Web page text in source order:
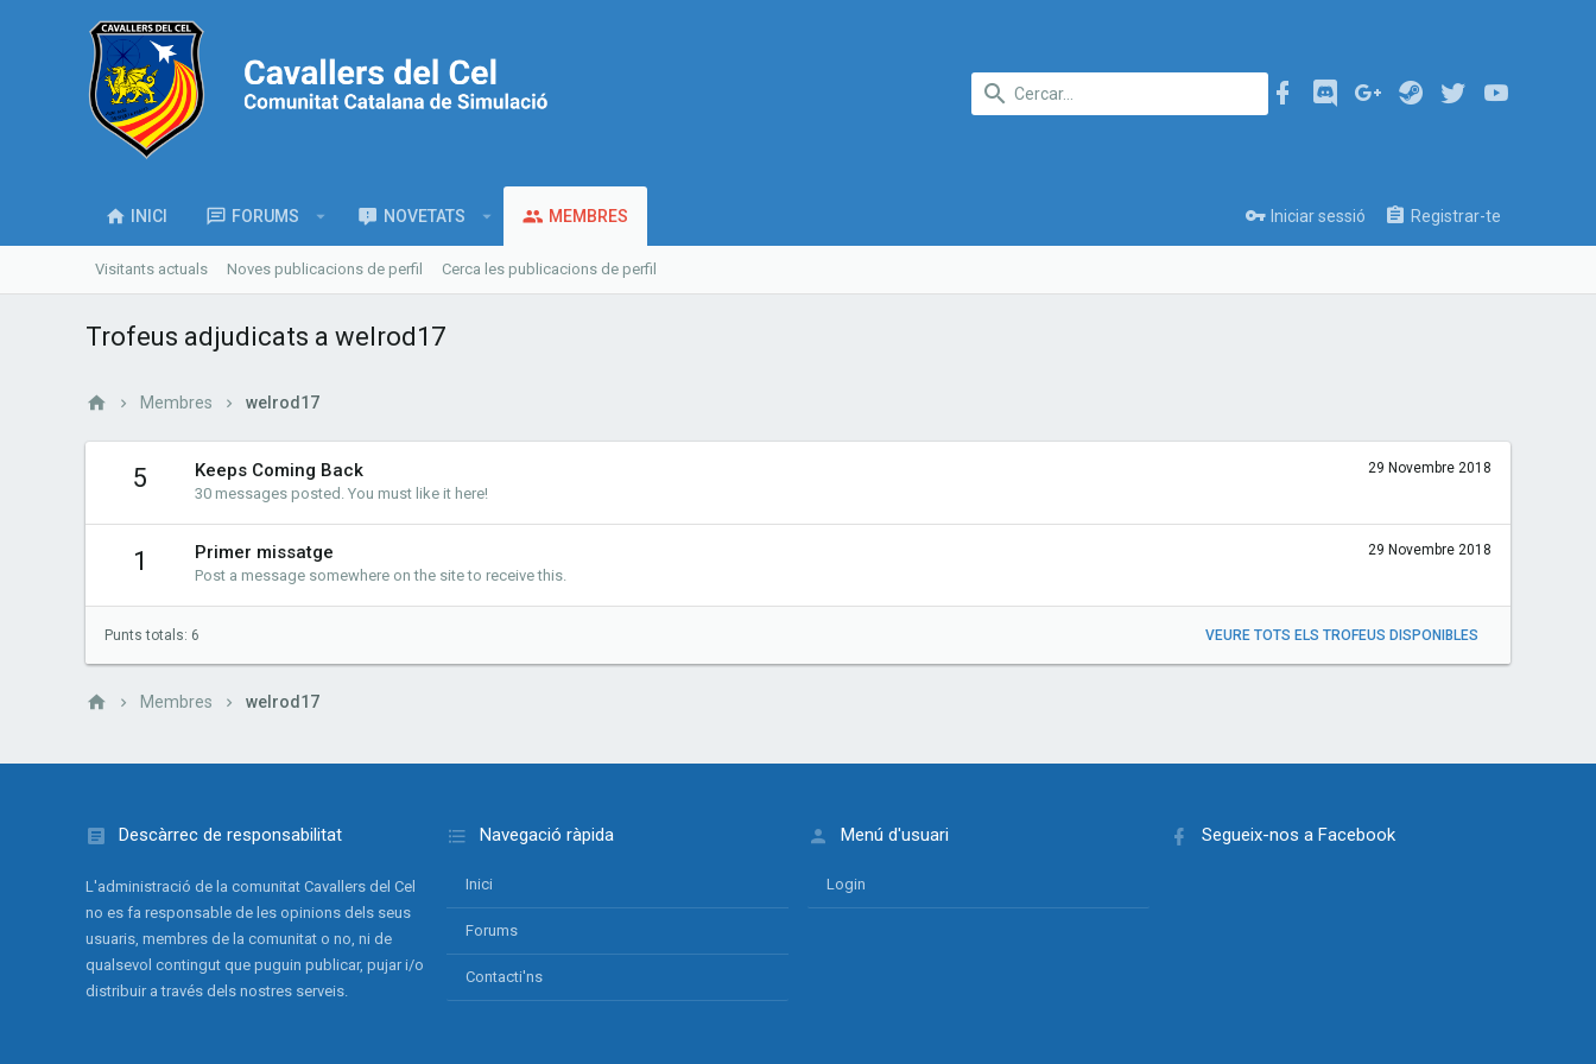
INICI FORUMS NOVETATS MEMBRES Iniciar sessió Registrar-te
Visitants actuals Noves publicacions de perfil Cerca les publicacions de perfil
Trofeus adjudicats a welrod17
Membres welrod17
5 29 Novembre 2018
Keeps Coming Back
30 messages posted. You must like it here!
1 29 Novembre 2018
Primer missatge
Post a message somewhere on the site to receive this.
Punts totals: 6 VEURE TOTS ELS TROFEUS DISPONIBLES
Membres welrod17
Descàrrec de responsabilitat
L'administració de la comunitat Cavallers del Cel
no es fa responsable de les opinions dels seus
usuaris, membres de la comunitat o no, ni de
qualsevol contingut que puguin publicar, pujar i/o
distribuir a través dels nostres serveis.
Navegació ràpida
Inici
Forums
Contacti'ns
Menú d'usuari
Login
Segueix-nos a Facebook